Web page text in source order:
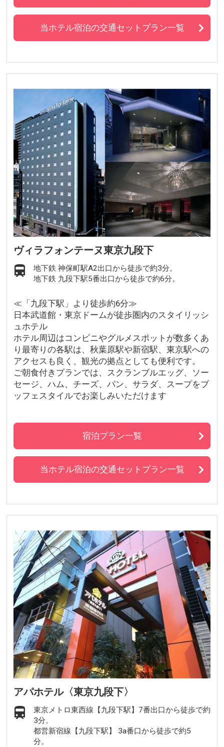
当ホテル宿泊の交通セットプラン一覧
ヴィラフォンテーヌ東京九段下
地下鉄 神保町駅A2出口から徒歩で約3分。
地下鉄 九段下駅5番出口から徒歩で約6分。
≪「九段下駅」より徒歩約6分≫
日本武道館・東京ドームが徒歩圏内のスタイリッシ
ュホテル
ホテル周辺はコンビニやグルメスポットが数多くあ
り最寄りの各駅は、秋葉原駅や新宿駅、東京駅への
アクセスも良く、観光の拠点としても便利です。
ご朝食付きプランでは、スクランブルエッグ、ソー
セージ、ハム、チーズ、パン、サラダ、スープをブ
ッフェスタイルでお楽しみいただけます
宿泊プラン一覧
当ホテル宿泊の交通セットプラン一覧
アパホテル〈東京九段下〉
東京メトロ東西線【九段下駅】7番出口から徒歩で約
3分。
都営新宿線【九段下駅】 3a番口から徒歩で約5
分。